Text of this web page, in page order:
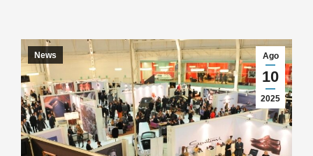
Ago
10
2025
News